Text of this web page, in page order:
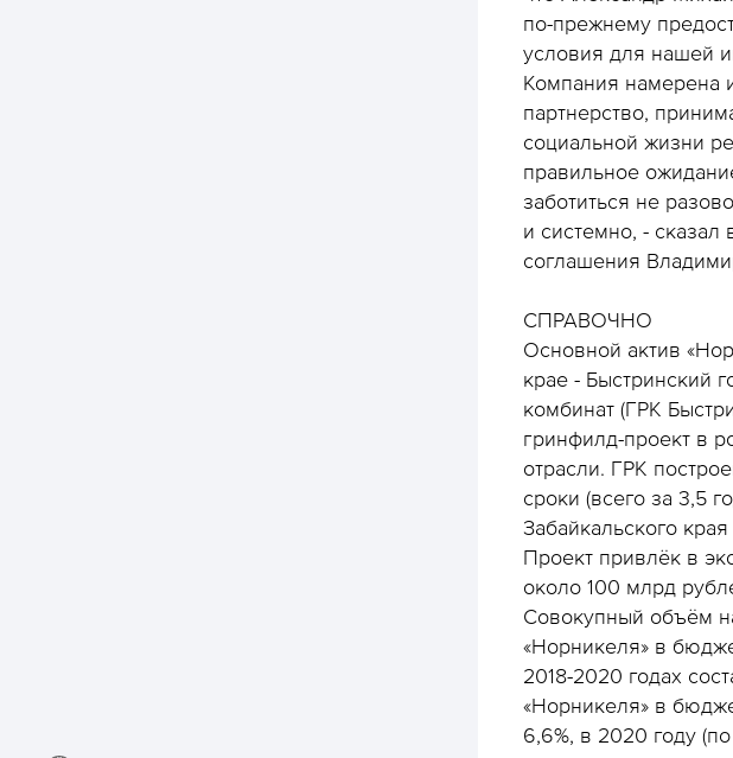
по-прежнему
условия для нашей
Компания намерена
партнерство,
социальной жизни
правильное
заботиться не
и системно, -
соглашения
СПРАВОЧНО
Основной актив
крае - Быстринский
комбинат (ГРК
гринфилд-проект в
отрасли. ГРК
сроки (всего за 3,5
Забайкальского
Проект привлёк в
около 100 млрд
Совокупный объём
«Норникеля» в
2018-2020 годах
«Норникеля» в
6,6%, в 2020 году